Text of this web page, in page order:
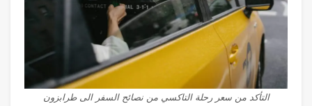
التأكد من سعر رحلة التاكسي من نصائح السفر الى طرابزون